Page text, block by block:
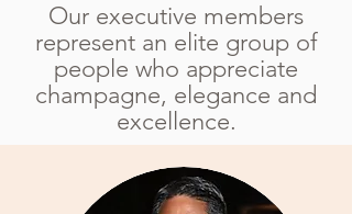
Our executive members
represent an elite group of
people who appreciate
champagne, elegance and
excellence.